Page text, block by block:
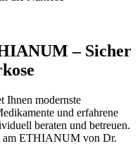
– Sicher
Ihnen modernste
und erfahrene
beraten und betreuen.
am ETHIANUM von Dr.